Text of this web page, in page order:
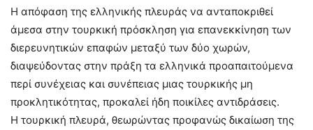
Η απόφαση της ελληνικής πλευράς να ανταποκριθεί
άμεσα στην τουρκική πρόσκληση για επανεκκίνηση των
διερευνητικών επαφών μεταξύ των δύο χωρών,
διαψεύδοντας στην πράξη τα ελληνικά προαπαιτούμενα
περί συνέχειας και συνέπειας μιας τουρκικής μη
προκλητικότητας, προκαλεί ήδη ποικίλες αντιδράσεις.
Η τουρκική πλευρά, θεωρώντας προφανώς δικαίωση της